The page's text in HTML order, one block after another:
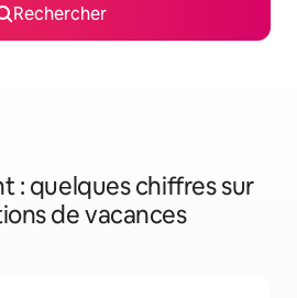
Rechercher
: quelques chiffres sur
de vacances